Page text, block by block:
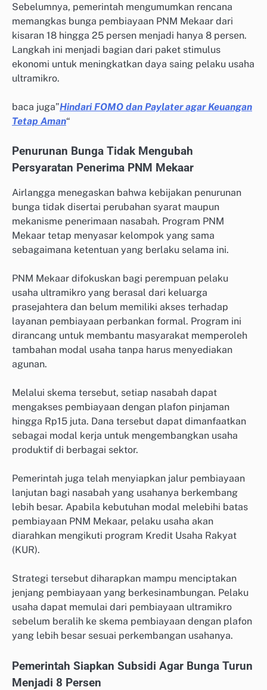
Sebelumnya, pemerintah mengumumkan rencana
memangkas bunga pembiayaan PNM Mekaar dari
kisaran 18 hingga 25 persen menjadi hanya 8 persen.
Langkah ini menjadi bagian dari paket stimulus
ekonomi untuk meningkatkan daya saing pelaku usaha
ultramikro.
baca juga”Hindari FOMO dan Paylater agar Keuangan
Tetap Aman“
Penurunan Bunga Tidak Mengubah
Persyaratan Penerima PNM Mekaar
Airlangga menegaskan bahwa kebijakan penurunan
bunga tidak disertai perubahan syarat maupun
mekanisme penerimaan nasabah. Program PNM
Mekaar tetap menyasar kelompok yang sama
sebagaimana ketentuan yang berlaku selama ini.
PNM Mekaar difokuskan bagi perempuan pelaku
usaha ultramikro yang berasal dari keluarga
prasejahtera dan belum memiliki akses terhadap
layanan pembiayaan perbankan formal. Program ini
dirancang untuk membantu masyarakat memperoleh
tambahan modal usaha tanpa harus menyediakan
agunan.
Melalui skema tersebut, setiap nasabah dapat
mengakses pembiayaan dengan plafon pinjaman
hingga Rp15 juta. Dana tersebut dapat dimanfaatkan
sebagai modal kerja untuk mengembangkan usaha
produktif di berbagai sektor.
Pemerintah juga telah menyiapkan jalur pembiayaan
lanjutan bagi nasabah yang usahanya berkembang
lebih besar. Apabila kebutuhan modal melebihi batas
pembiayaan PNM Mekaar, pelaku usaha akan
diarahkan mengikuti program Kredit Usaha Rakyat
(KUR).
Strategi tersebut diharapkan mampu menciptakan
jenjang pembiayaan yang berkesinambungan. Pelaku
usaha dapat memulai dari pembiayaan ultramikro
sebelum beralih ke skema pembiayaan dengan plafon
yang lebih besar sesuai perkembangan usahanya.
Pemerintah Siapkan Subsidi Agar Bunga Turun
Menjadi 8 Persen